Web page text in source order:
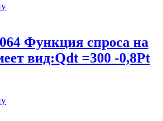
Функция спроса на
вид:Qdt =300 -0,8Pt